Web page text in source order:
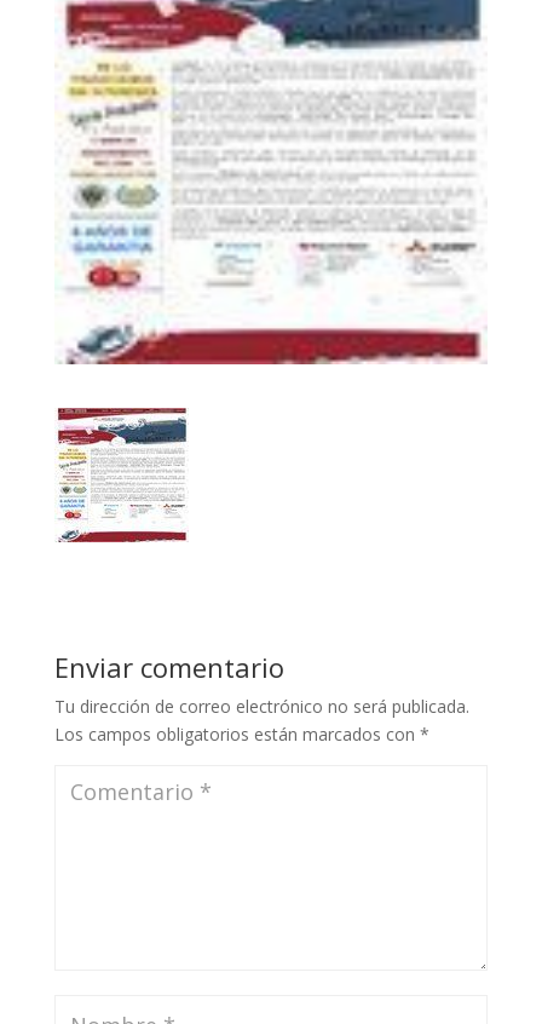
Enviar comentario
Tu dirección de correo electrónico no será publicada.
Los campos obligatorios están marcados con *